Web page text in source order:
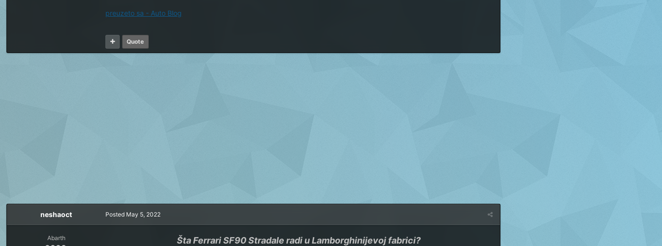
preuzeto sa - Auto Blog
Quote
neshaoct
Abarth
Posted May 5, 2022
Šta Ferrari SF90 Stradale radi u Lamborghinijevoj fabrici?